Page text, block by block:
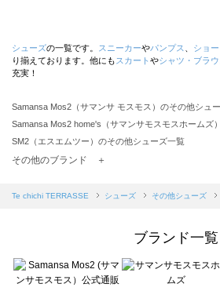
シューズの一覧です。 スニーカーやパンプス ショ
り揃えております。他にも スカート やシャツ・ブラウ
充実！
Samansa Mos2（サマンサ モスモス）のその他シュ
Samansa Mos2 home's（サマンサモスモスホームズ
SM2（エスエムツー）のその他シューズ一覧
Samansa Mos2 blue（サマンサモスモス ブルー）の
sō4ū（ソウフォーユー）のその他シューズ一覧
Te chichi（テチチ）のその他シューズ一覧
Te chichi CLASSIC（テチチ クラシック）のその他シ
その他のブランド ＋
Te chichi TERRASSE シューズ その他シューズ
ブランド一覧